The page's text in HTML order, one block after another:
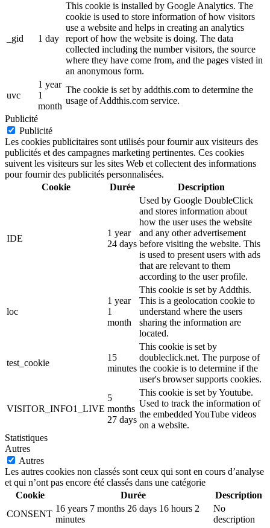
_gid 1 day
This cookie is installed by Google Analytics. The
cookie is used to store information of how visitors
use a website and helps in creating an analytics
report of how the website is doing. The data
collected including the number visitors, the source
where they have come from, and the pages visted in
an anonymous form.
uvc
1 year
1
month
The cookie is set by addthis.com to determine the
usage of Addthis.com service.
Publicité
Publicité
Les cookies publicitaires sont utilisés pour fournir aux visiteurs des
publicités et des campagnes marketing pertinentes. Ces cookies
suivent les visiteurs sur les sites Web et collectent des informations
pour fournir des publicités personnalisées.
Cookie
Durée Description
IDE
1 year
24 days
Used by Google DoubleClick
and stores information about
how the user uses the website
and any other advertisement
before visiting the website. This
is used to present users with ads
that are relevant to them
according to the user profile.
loc
1 year
1
month
This cookie is set by Addthis.
This is a geolocation cookie to
understand where the users
sharing the information are
located.
test_cookie
15
minutes
This cookie is set by
doubleclick.net. The purpose of
the cookie is to determine if the
user's browser supports cookies.
VISITOR_INFO1_LIVE
5
months
27 days
This cookie is set by Youtube.
Used to track the information of
the embedded YouTube videos
on a website.
Statistiques
Autres
Autres
Les autres cookies non classés sont ceux qui sont en cours d’analyse
et qui n’ont pas encore été classés dans une catégorie
Cookie
Durée
Description
CONSENT
16 years 7 months 26 days 16 hours 2
minutes
No
description